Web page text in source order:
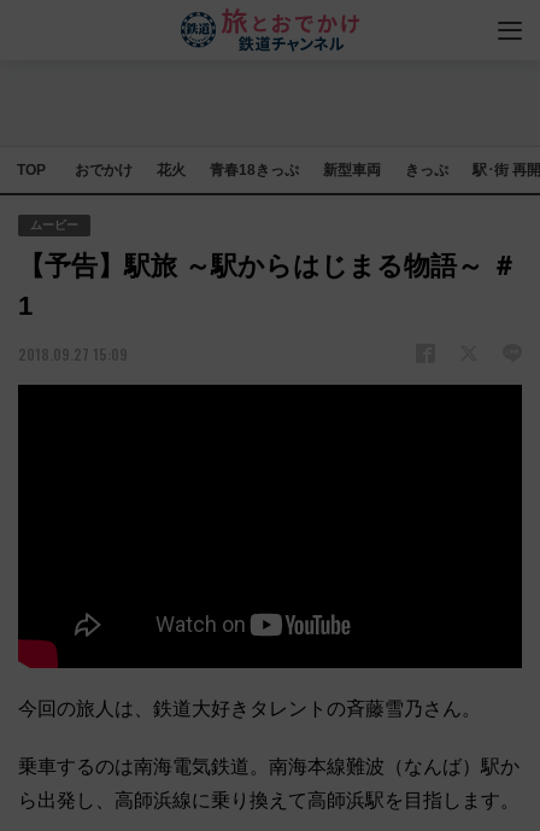
TOP おでかけ 花火 青春18きっぷ 新型車両 きっぷ 駅･街 再
ムービー
【予告】駅旅 ～駅からはじまる物語～ ＃
1
2018.09.27 15:09
今回の旅人は、鉄道大好きタレントの斉藤雪乃さん。
乗車するのは南海電気鉄道。南海本線難波（なんば）駅か
ら出発し、高師浜線に乗り換えて高師浜駅を目指します。